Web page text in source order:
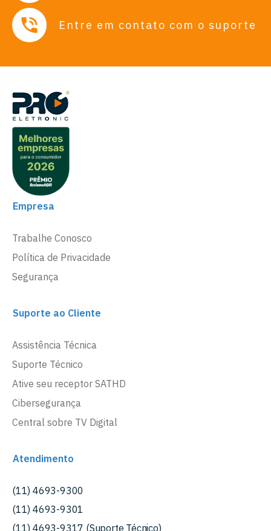
Entre em contato com o suporte
Empresa
Trabalhe Conosco
Política de Privacidade
Segurança
Suporte ao Cliente
Assistência Técnica
Suporte Técnico
Ative seu receptor SATHD
Cibersegurança
Central sobre TV Digital
Atendimento
(11) 4693-9300
(11) 4693-9301
(11) 4693-9317 (Suporte Técnico)